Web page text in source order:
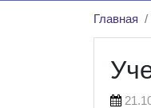
Главная